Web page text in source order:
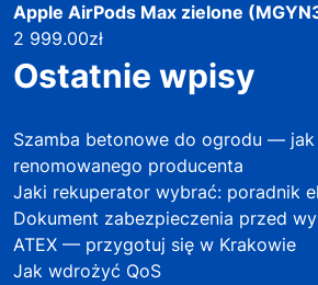
Apple AirPods Max zielone
2 999.00zł
Ostatnie wpisy
Szamba betonowe do ogrodu —
renomowanego producenta
Jaki rekuperator wybrać: poradnik
Dokument zabezpieczenia przed
ATEX — przygotuj się w Krakowie
Jak wdrożyć QoS